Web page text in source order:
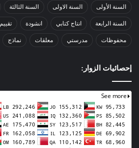
السنة الأولى السنة الاولى السنة الثالثة
السنة الرابعة انتاج كتابي انشودة تقييم
محفوظات مدرستي معلقات نماذج
إحصائيات الزوار: